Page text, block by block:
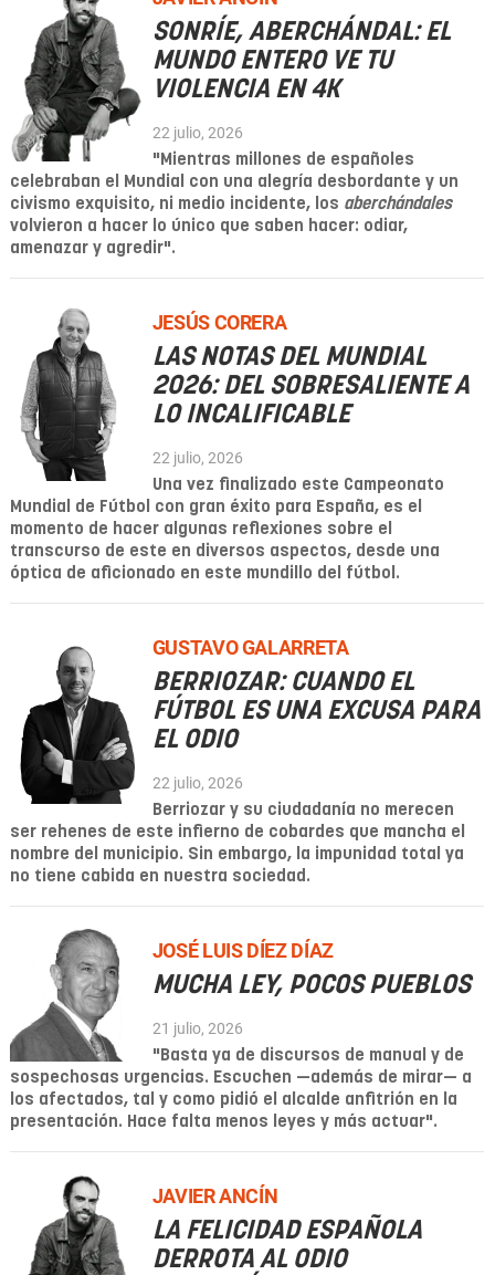
SONRÍE, ABERCHÁNDAL: EL
MUNDO ENTERO VE TU
VIOLENCIA EN 4K
22 julio, 2026
"Mientras millones de españoles
celebraban el Mundial con una alegría desbordante y un
civismo exquisito, ni medio incidente, los aberchándales
volvieron a hacer lo único que saben hacer: odiar,
amenazar y agredir".
JESÚS CORERA
LAS NOTAS DEL MUNDIAL
2026: DEL SOBRESALIENTE A
LO INCALIFICABLE
22 julio, 2026
Una vez finalizado este Campeonato
Mundial de Fútbol con gran éxito para España, es el
momento de hacer algunas reflexiones sobre el
transcurso de este en diversos aspectos, desde una
óptica de aficionado en este mundillo del fútbol.
GUSTAVO GALARRETA
BERRIOZAR: CUANDO EL
FÚTBOL ES UNA EXCUSA PARA
EL ODIO
22 julio, 2026
Berriozar y su ciudadanía no merecen
ser rehenes de este infierno de cobardes que mancha el
nombre del municipio. Sin embargo, la impunidad total ya
no tiene cabida en nuestra sociedad.
JOSÉ LUIS DÍEZ DÍAZ
MUCHA LEY, POCOS PUEBLOS
21 julio, 2026
"Basta ya de discursos de manual y de
sospechosas urgencias. Escuchen —además de mirar— a
los afectados, tal y como pidió el alcalde anfitrión en la
presentación. Hace falta menos leyes y más actuar".
JAVIER ANCÍN
LA FELICIDAD ESPAÑOLA
DERROTA AL ODIO